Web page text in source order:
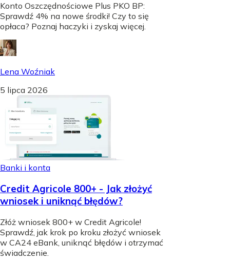
Konto Oszczędnościowe Plus PKO BP:
Sprawdź 4% na nowe środki! Czy to się
opłaca? Poznaj haczyki i zyskaj więcej.
Lena Woźniak
5 lipca 2026
Banki i konta
Credit Agricole 800+ - Jak złożyć
wniosek i uniknąć błędów?
Złóż wniosek 800+ w Credit Agricole!
Sprawdź, jak krok po kroku złożyć wniosek
w CA24 eBank, uniknąć błędów i otrzymać
świadczenie.